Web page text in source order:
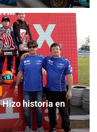
Hizo historia en